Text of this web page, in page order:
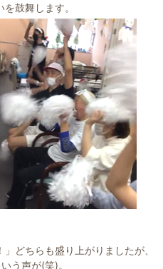
鼓舞します。
どちらも盛り上がりましたが、
う声が(笑)。